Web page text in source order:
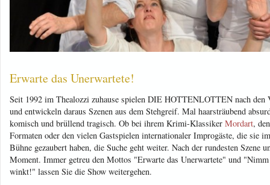
Erwarte das Unerwartete!
Seit 1992 im Thealozzi zuhause spielen DIE HOTTENLOTTEN nach den
und entwickeln daraus Szenen aus dem Stehgreif. Mal haarsträubend
komisch und brüllend tragisch. Ob bei ihrem Krimi-Klassiker Mordart,
Formaten oder den vielen Gastspielen internationaler Improgäste, die sie
Bühne gezaubert haben, die Suche geht weiter. Nach der rundesten Szene
Moment. Immer getreu den Mottos "Erwarte das Unerwartete" und
winkt!" lassen Sie die Show weitergehen.